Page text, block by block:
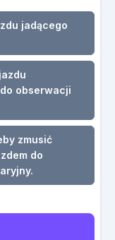
jadącego
obserwacji
zmusić
do